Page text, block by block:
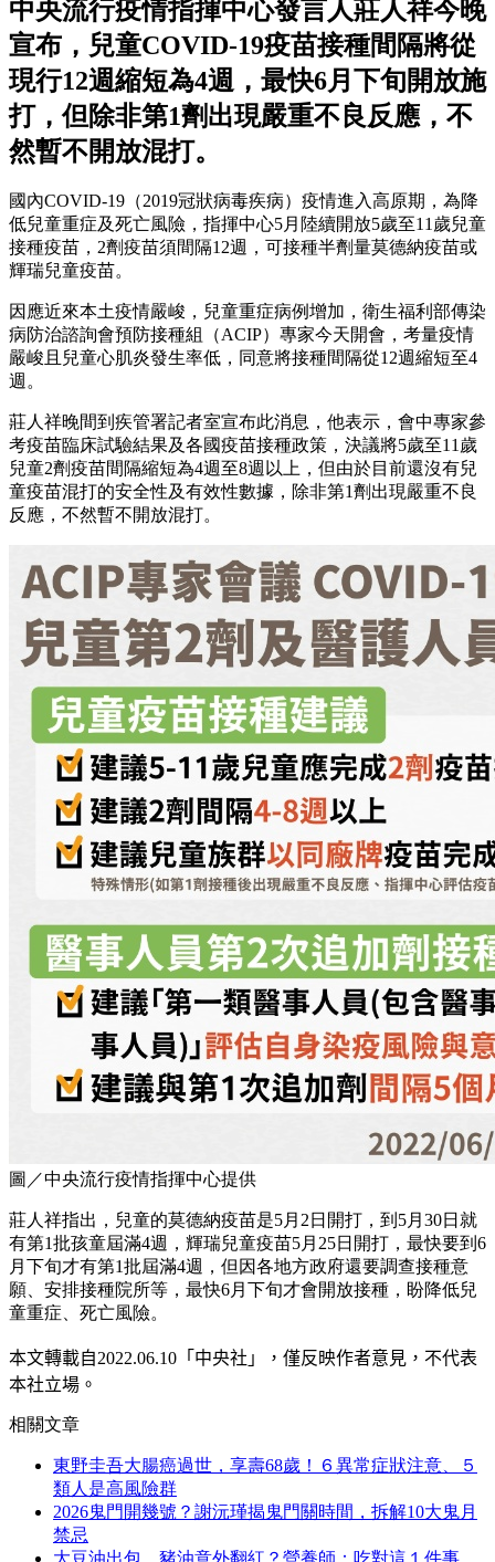
中央流行疫情指揮中心發言人莊人祥今晚
宣布，兒童COVID-19疫苗接種間隔將從
現行12週縮短為4週，最快6月下旬開放施
打，但除非第1劑出現嚴重不良反應，不
然暫不開放混打。
國內COVID-19（2019冠狀病毒疾病）疫情進入高原期，為降
低兒童重症及死亡風險，指揮中心5月陸續開放5歲至11歲兒童
接種疫苗，2劑疫苗須間隔12週，可接種半劑量莫德納疫苗或
輝瑞兒童疫苗。
因應近來本土疫情嚴峻，兒童重症病例增加，衛生福利部傳染
病防治諮詢會預防接種組（ACIP）專家今天開會，考量疫情
嚴峻且兒童心肌炎發生率低，同意將接種間隔從12週縮短至4
週。
莊人祥晚間到疾管署記者室宣布此消息，他表示，會中專家參
考疫苗臨床試驗結果及各國疫苗接種政策，決議將5歲至11歲
兒童2劑疫苗間隔縮短為4週至8週以上，但由於目前還沒有兒
童疫苗混打的安全性及有效性數據，除非第1劑出現嚴重不良
反應，不然暫不開放混打。
圖／中央流行疫情指揮中心提供
莊人祥指出，兒童的莫德納疫苗是5月2日開打，到5月30日就
有第1批孩童屆滿4週，輝瑞兒童疫苗5月25日開打，最快要到6
月下旬才有第1批屆滿4週，但因各地方政府還要調查接種意
願、安排接種院所等，最快6月下旬才會開放接種，盼降低兒
童重症、死亡風險。
本文轉載自2022.06.10 「中央社」
，僅反映作者意見，不代表
本社立場。
相關文章
東野圭吾大腸癌過世，享壽68歲！６異常症狀注意、５
類人是高風險群
2026鬼門開幾號？謝沅瑾揭鬼門關時間，拆解10大鬼月
禁忌